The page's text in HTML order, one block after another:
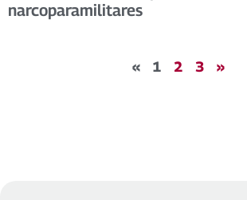
narcoparamilitares
« 1 2 3 »